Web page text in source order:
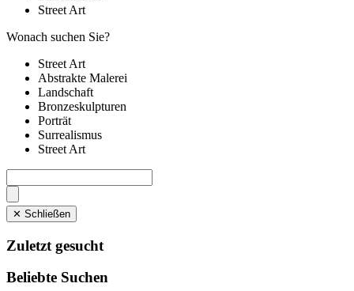
Street Art
Wonach suchen Sie?
Street Art
Abstrakte Malerei
Landschaft
Bronzeskulpturen
Porträt
Surrealismus
Street Art
✕ Schließen
Zuletzt gesucht
Beliebte Suchen